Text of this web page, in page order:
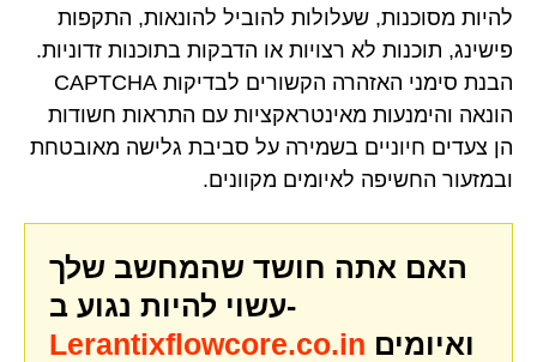
להיות מסוכנות, שעלולות להוביל להונאות, התקפות
פישינג, תוכנות לא רצויות או הדבקות בתוכנות זדוניות.
הבנת סימני האזהרה הקשורים לבדיקות CAPTCHA
הונאה והימנעות מאינטראקציות עם התראות חשודות
הן צעדים חיוניים בשמירה על סביבת גלישה מאובטחת
ובמזעור החשיפה לאיומים מקוונים.
האם אתה חושד שהמחשב שלך
עשוי להיות נגוע ב-
Lerantixflowcore.co.in